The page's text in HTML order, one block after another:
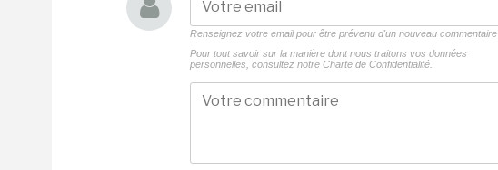
Renseignez votre email pour être prévenu d'un nouveau commentaire
Pour tout savoir sur la manière dont nous traitons vos données
personnelles, consultez notre Charte de Confidentialité.